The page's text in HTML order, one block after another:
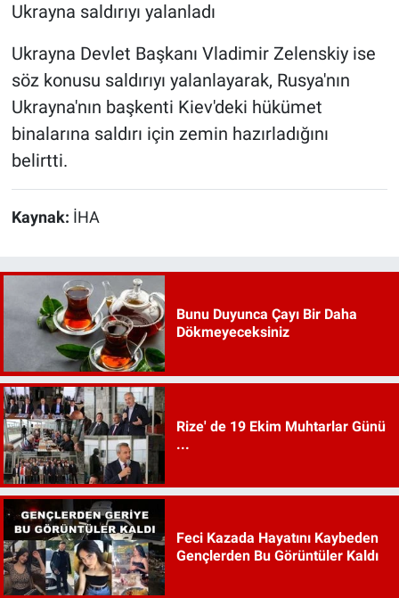
Ukrayna saldırıyı yalanladı
Ukrayna Devlet Başkanı Vladimir Zelenskiy ise
söz konusu saldırıyı yalanlayarak, Rusya'nın
Ukrayna'nın başkenti Kiev'deki hükümet
binalarına saldırı için zemin hazırladığını
belirtti.
Kaynak: İHA
Bunu Duyunca Çayı Bir Daha
Dökmeyeceksiniz
Rize' de 19 Ekim Muhtarlar Günü
...
Feci Kazada Hayatını Kaybeden
Gençlerden Bu Görüntüler Kaldı